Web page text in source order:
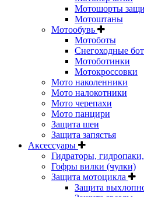
Мотошорты
Мотоштаны
Мотообувь
Мотоботы
Снегоходные
Мотоботинки
Мотокроссовки
Мото наколенники
Мото налокотники
Мото черепахи
Мото панцири
Защита шеи
Защита запястья
Аксессуары
Гидраторы,
Гофры вилки (чулки)
Защита мотоцикла
Защита